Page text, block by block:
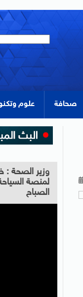
صحافة علوم
وزير الصحة :
لمنصة
الصباح